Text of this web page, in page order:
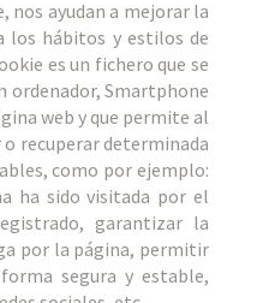
nos ayudan a mejorar la
los hábitos y estilos de
es un fichero que se
ordenador, Smartphone
web y que permite al
recuperar determinada
como por ejemplo:
ha sido visitada por el
garantizar la
por la página, permitir
segura y estable,